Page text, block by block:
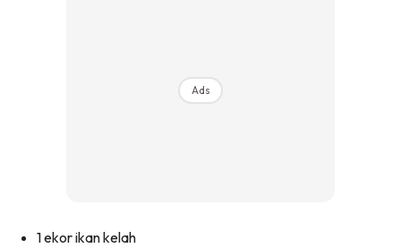
Ads
1 ekor ikan kelah